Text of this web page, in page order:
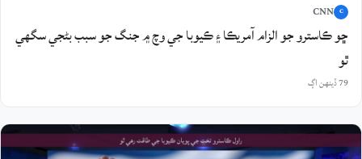
C
CNN
ڇو ڪاسترو جو الزام آمريڪا ۽ ڪيوبا جي وچ ۾ جنگ جو سبب بڻجي سگهي
ٿو
79 ڏينهن اڳ